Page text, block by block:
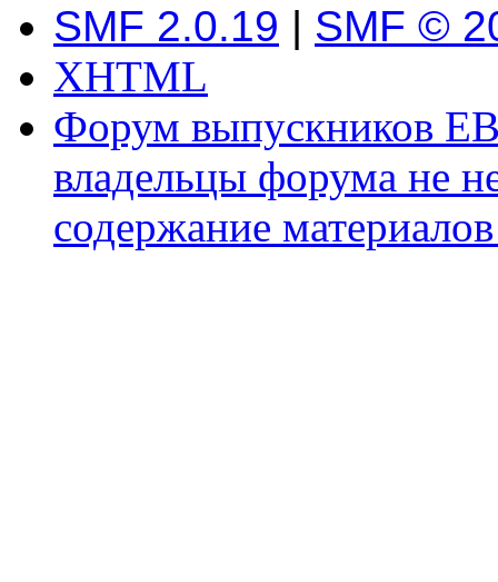
SMF 2.0.19 | SMF ©
XHTML
Форум выпускников
владельцы форума не
содержание